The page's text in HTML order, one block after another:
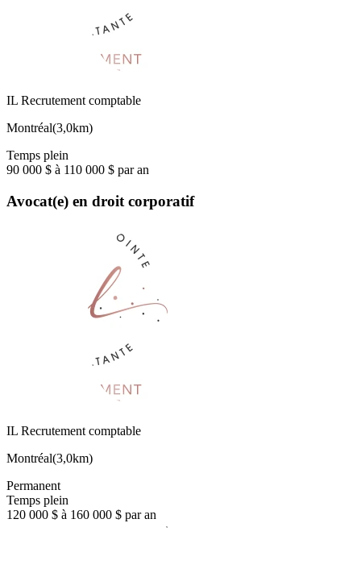
IL Recrutement comptable
Montréal(3,0km)
Temps plein
90 000 $ à 110 000 $ par an
Avocat(e) en droit corporatif
IL Recrutement comptable
Montréal(3,0km)
Permanent
Temps plein
120 000 $ à 160 000 $ par an